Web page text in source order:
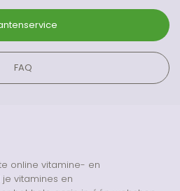
FAQ
online vitamine- en
vitamines en